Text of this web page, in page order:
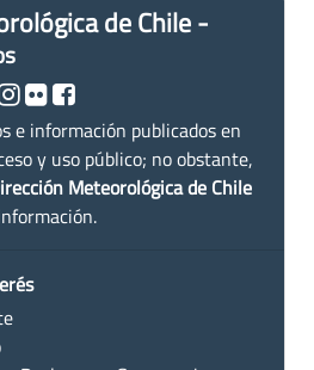
de Chile -
e información publicados en
y uso público; no obstante,
Meteorológica de Chile